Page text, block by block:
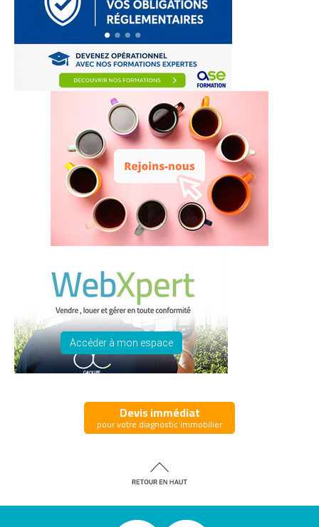
Accéder à mon espace
Devis immédiat
pour votre diagnostic immobilier